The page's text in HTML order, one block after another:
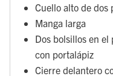
Cuello alto de dos
Manga larga
Dos bolsillos en
con portalápiz
Cierre delantero